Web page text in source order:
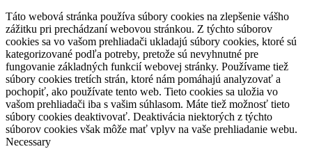
Táto webová stránka používa súbory cookies na zlepšenie vášho
zážitku pri prechádzaní webovou stránkou. Z týchto súborov
cookies sa vo vašom prehliadači ukladajú súbory cookies, ktoré sú
kategorizované podľa potreby, pretože sú nevyhnutné pre
fungovanie základných funkcií webovej stránky. Používame tiež
súbory cookies tretích strán, ktoré nám pomáhajú analyzovať a
pochopiť, ako používate tento web. Tieto cookies sa uložia vo
vašom prehliadači iba s vašim súhlasom. Máte tiež možnosť tieto
súbory cookies deaktivovať. Deaktivácia niektorých z týchto
súborov cookies však môže mať vplyv na vaše prehliadanie webu.
Necessary